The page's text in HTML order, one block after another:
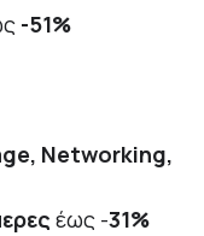
-51%
Networking,
έως -31%